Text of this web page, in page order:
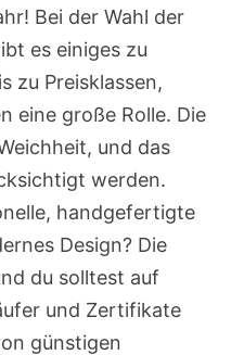
Bei der Wahl der
es einiges zu
zu Preisklassen,
eine große Rolle. Die
und das
werden.
handgefertigte
Design? Die
du solltest auf
und Zertifikate
günstigen